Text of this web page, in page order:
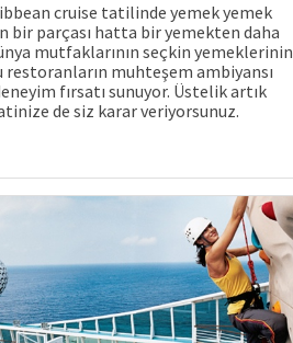
cruise tatilinde yemek yemek
bir parçası hatta bir yemekten daha
mutfaklarının seçkin yemeklerinin
restoranların muhteşem ambiyansı
fırsatı sunuyor. Üstelik artık
de siz karar veriyorsunuz.